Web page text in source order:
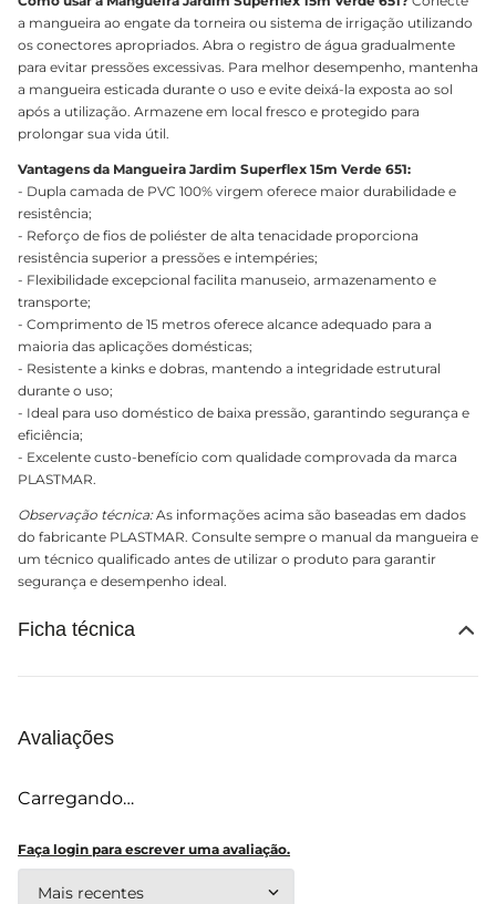
a mangueira ao engate da torneira ou sistema de irrigação utilizando
os conectores apropriados. Abra o registro de água gradualmente
para evitar pressões excessivas. Para melhor desempenho, mantenha
a mangueira esticada durante o uso e evite deixá-la exposta ao sol
após a utilização. Armazene em local fresco e protegido para
prolongar sua vida útil.
Vantagens da Mangueira Jardim Superflex 15m Verde 651:
- Dupla camada de PVC 100% virgem oferece maior durabilidade e
resistência;
- Reforço de fios de poliéster de alta tenacidade proporciona
resistência superior a pressões e intempéries;
- Flexibilidade excepcional facilita manuseio, armazenamento e
transporte;
- Comprimento de 15 metros oferece alcance adequado para a
maioria das aplicações domésticas;
- Resistente a kinks e dobras, mantendo a integridade estrutural
durante o uso;
- Ideal para uso doméstico de baixa pressão, garantindo segurança e
eficiência;
- Excelente custo-benefício com qualidade comprovada da marca
PLASTMAR.
Observação técnica:As informações acima são baseadas em dados
do fabricante PLASTMAR. Consulte sempre o manual da mangueira e
um técnico qualificado antes de utilizar o produto para garantir
segurança e desempenho ideal.
Ficha técnica
Avaliações
Carregando…
Faça login para escrever uma avaliação.
Mais recentes